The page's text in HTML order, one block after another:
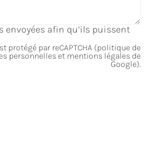
envoyées afin qu’ils puissent
protégé par reCAPTCHA (politique de
personnelleset mentions légales de
Google).